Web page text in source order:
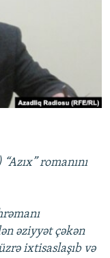
romanını
əziyyət çəkən
ixtisaslaşıb və